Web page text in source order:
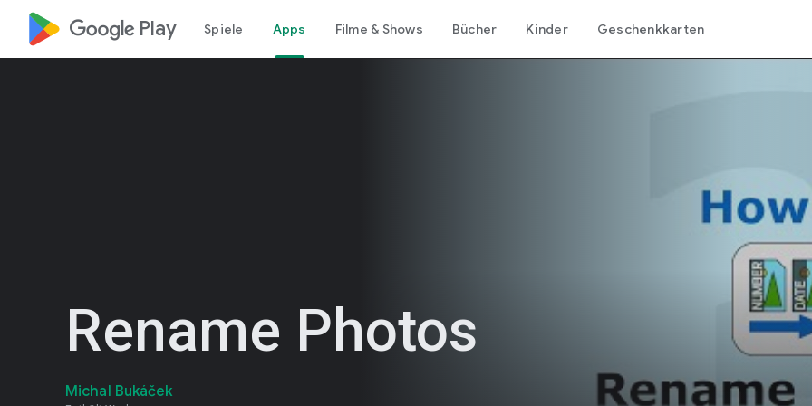
google_logo Play Spiele Apps Filme & Shows Bücher Kinder Geschenkkarten
Rename Photos
Michal Bukáček